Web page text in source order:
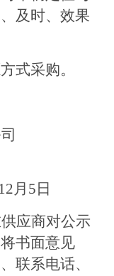
及时、效果
式采购。
12月 5 日
应商对公示
书面意见
联系电话、